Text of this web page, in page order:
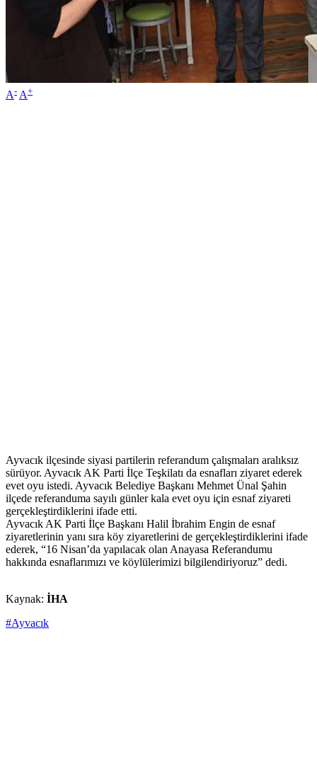
A- A+
Ayvacık ilçesinde siyasi partilerin referandum çalışmaları aralıksız
sürüyor. Ayvacık AK Parti İlçe Teşkilatı da esnafları ziyaret ederek
evet oyu istedi. Ayvacık Belediye Başkanı Mehmet Ünal Şahin
ilçede referanduma sayılı günler kala evet oyu için esnaf ziyareti
gerçekleştirdiklerini ifade etti.
Ayvacık AK Parti İlçe Başkanı Halil İbrahim Engin de esnaf
ziyaretlerinin yanı sıra köy ziyaretlerini de gerçekleştirdiklerini ifade
ederek, “16 Nisan’da yapılacak olan Anayasa Referandumu
hakkında esnaflarımızı ve köylülerimizi bilgilendiriyoruz” dedi.
Kaynak: İHA
#Ayvacık